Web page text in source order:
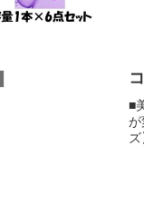
■
が